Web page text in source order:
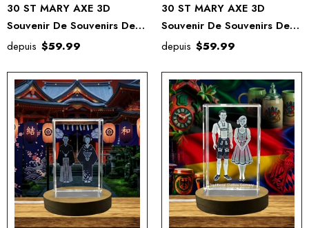
30 ST MARY AXE 3D
Souvenir De Souvenirs De
Cristal Gravé Gravé
depuis $59.99
30 ST MARY AXE 3D
Souvenir De Souvenirs De
Cristal Gravé Gravé
depuis $59.99